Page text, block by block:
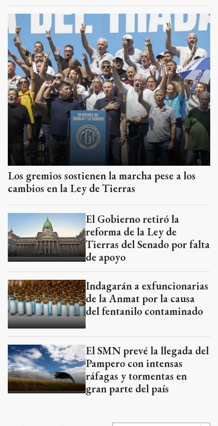
Los gremios sostienen la marcha pese a los
cambios en la Ley de Tierras
El Gobierno retiró la
reforma de la Ley de
Tierras del Senado por falta
de apoyo
Indagarán a exfuncionarias
de la Anmat por la causa
del fentanilo contaminado
El SMN prevé la llegada del
Pampero con intensas
ráfagas y tormentas en
gran parte del país